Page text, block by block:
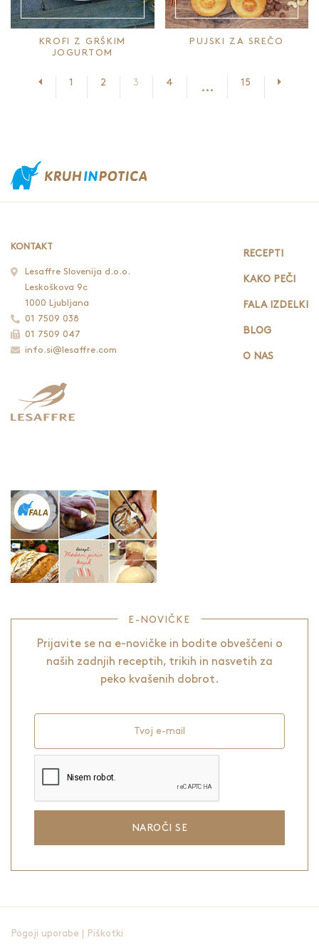
KROFI Z GRŠKIM
JOGURTOM
PUJSKI ZA SREČO
Prejšnja stran
1 2 3 4 ... 15
KONTAKT
Lesaffre Slovenija d.o.o.
Leskoškova 9c
1000 Ljubljana
01 7509 038
01 7509 047
info.si@lesaffre.com
RECEPTI
KAKO PEČI
FALA IZDELKI
BLOG
O NAS
E-NOVIČKE
Prijavite se na e-novičke in bodite obveščeni o
naših zadnjih receptih, trikih in nasvetih za
peko kvašenih dobrot.
Tvoj e-mail
NAROČI SE
Pogoji uporabe Piškotki